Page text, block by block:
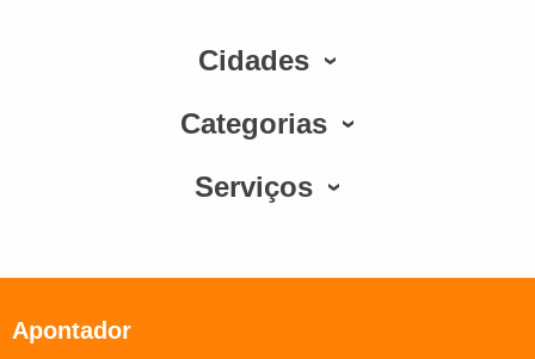
Cidades
Categorias
Serviços
Apontador